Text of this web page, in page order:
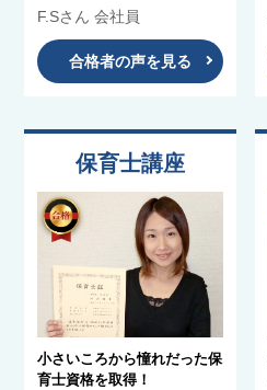
F.Sさん 会社員
合格者の声を見る
保育士講座
小さいころから憧れだった保
育士資格を取得！